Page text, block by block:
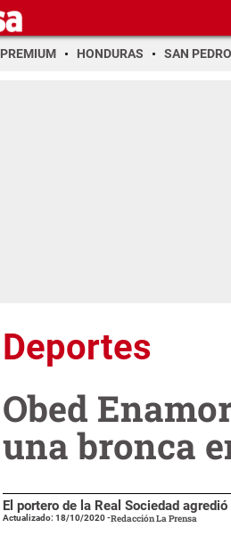
PREMIUM HONDURAS SAN PEDRO
Deportes
Obed
una bronca
El portero de la Real Sociedad
Actualizado: 18/10/2020-Redacción La Prensa